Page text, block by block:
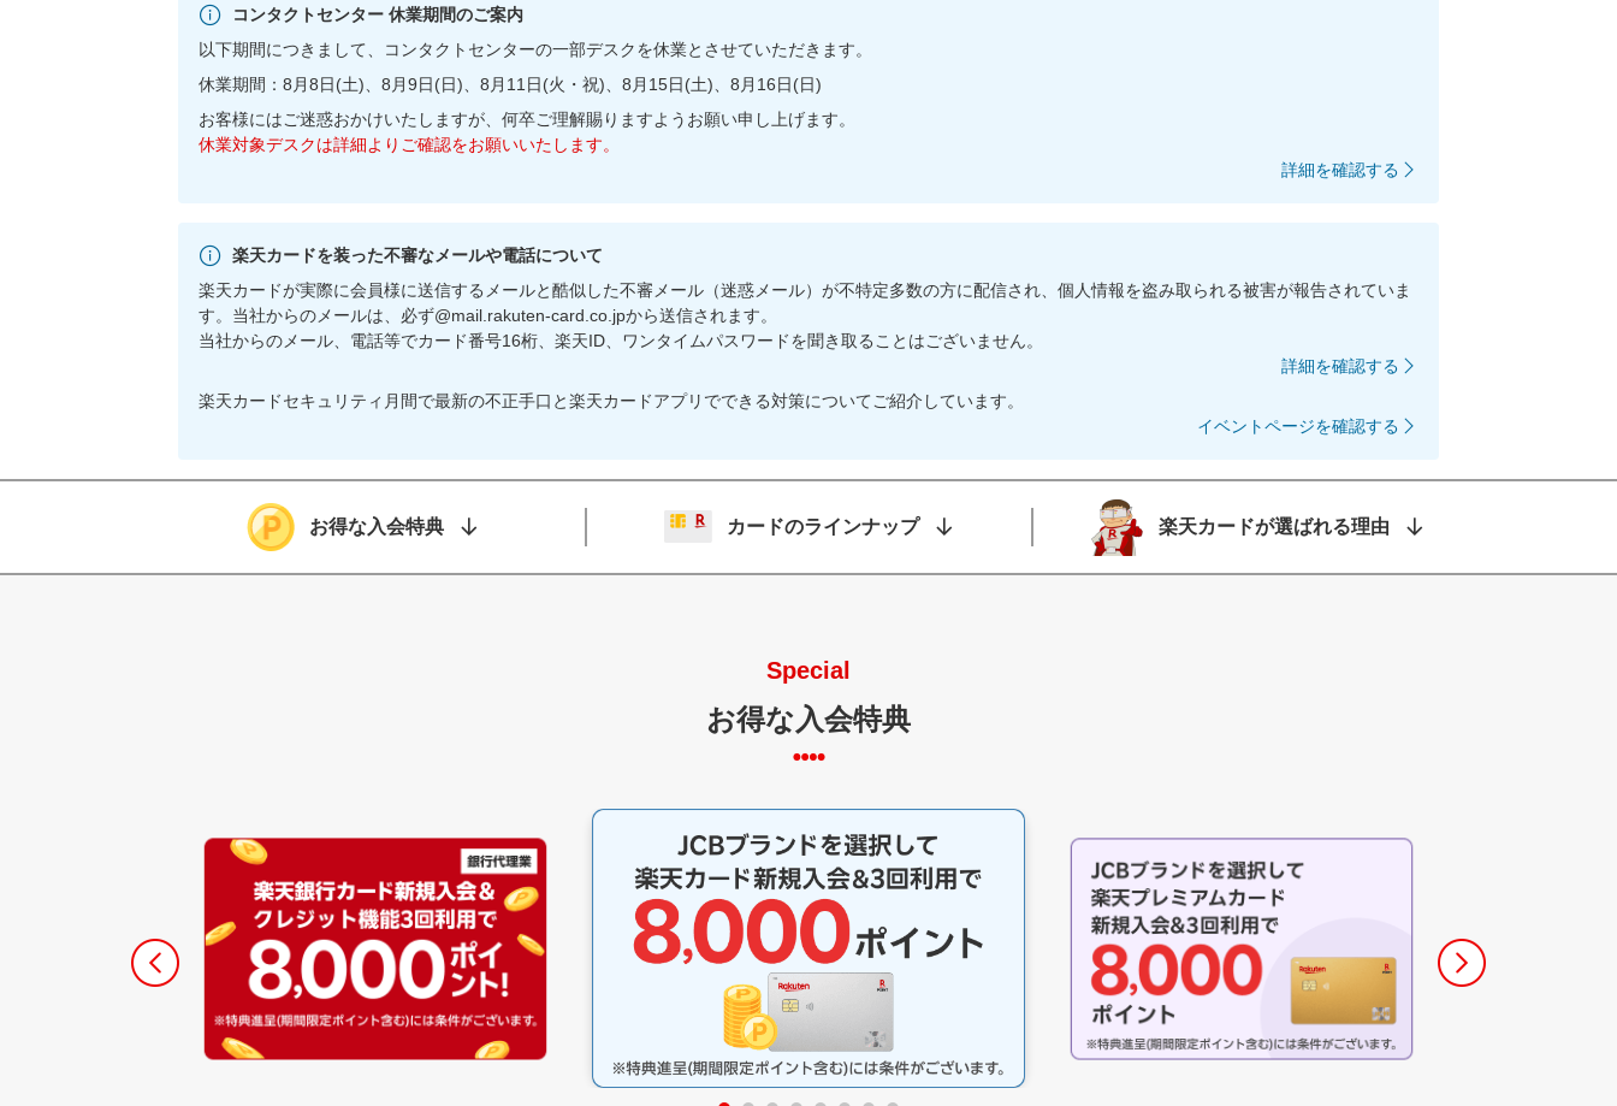
コンタクトセンター 休業期間のご案内
以下期間につきまして、コンタクトセンターの一部デスクを休業とさせていただきます。
休業期間：8月8日(土)、8月9日(日)、8月11日(火・祝)、8月15日(土)、8月16日(日)
お客様にはご迷惑おかけいたしますが、何卒ご理解賜りますようお願い申し上げます。
休業対象デスクは詳細よりご確認をお願いいたします。
詳細を確認する
楽天カードを装った不審なメールや電話について
楽天カードが実際に会員様に送信するメールと酷似した不審メール（迷惑メール）が不特定多数の方に配信され、個人情報を盗み取られる被害が報告されていま
す。当社からのメールは、必ず@mail.rakuten-card.co.jpから送信されます。
当社からのメール、電話等でカード番号16桁、楽天ID、ワンタイムパスワードを聞き取ることはございません。
詳細を確認する
楽天カードセキュリティ月間で最新の不正手口と楽天カードアプリでできる対策についてご紹介しています。
イベントページを確認する
お得な入会特典 カードのラインナップ 楽天カードが選ばれる理由
Special
お得な入会特典